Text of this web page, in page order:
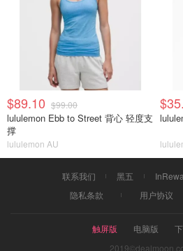
$89.10 $99.00
lululemon Ebb to Street 背心 轻度支
撑
lululemon AU
联系我们 黑五
隐私条款
用户协议
触屏版 电脑版